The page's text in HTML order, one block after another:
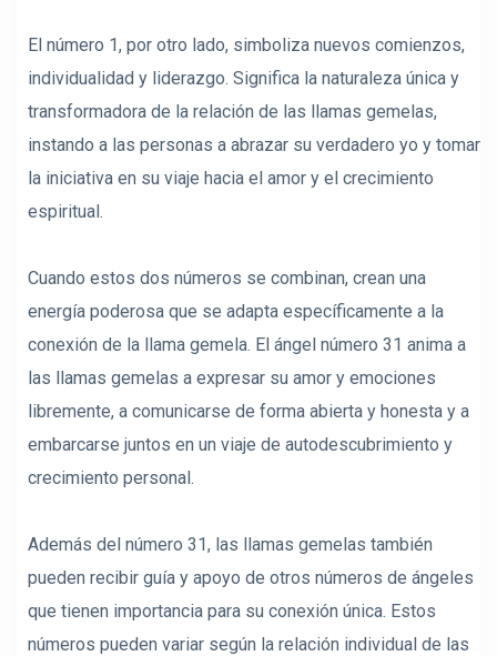
El número 1, por otro lado, simboliza nuevos comienzos,
individualidad y liderazgo. Significa la naturaleza única y
transformadora de la relación de las llamas gemelas,
instando a las personas a abrazar su verdadero yo y tomar
la iniciativa en su viaje hacia el amor y el crecimiento
espiritual.
Cuando estos dos números se combinan, crean una
energía poderosa que se adapta específicamente a la
conexión de la llama gemela. El ángel número 31 anima a
las llamas gemelas a expresar su amor y emociones
libremente, a comunicarse de forma abierta y honesta y a
embarcarse juntos en un viaje de autodescubrimiento y
crecimiento personal.
Además del número 31, las llamas gemelas también
pueden recibir guía y apoyo de otros números de ángeles
que tienen importancia para su conexión única. Estos
números pueden variar según la relación individual de las